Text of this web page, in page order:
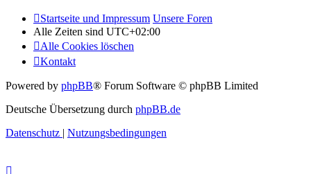
Startseite und Impressum Unsere Foren
Alle Zeiten sind UTC+02:00
Alle Cookies löschen
Kontakt
Powered by phpBB® Forum Software © phpBB Limited
Deutsche Übersetzung durch phpBB.de
Datenschutz | Nutzungsbedingungen